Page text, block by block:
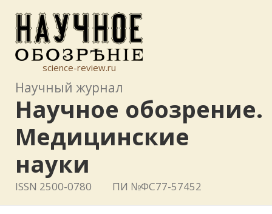
science-review.ru
Научный журнал
Научное обозрение.
Медицинские
науки
ISSN 2500-0780 ПИ №ФС77-57452